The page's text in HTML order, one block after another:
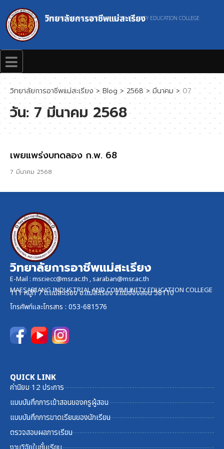
วิทยาลัยการอาชีพแม่สะเรียง
MAESARIANG INDUSTRIAL AND COMMUNITY EDUCATION COLLEGE
วิทยาลัยการอาชีพแม่สะเรียง>Blog >2568>มีนาคม> 07
วัน:7 มีนาคม 2568
เพยแพร่งบทดลอง ก.พ. 68
7 มีนาคม 2568
วิทยาลัยการอาชีพแม่สะเรียง
E-Mail : msr.iecc@msr.ac.th ,saraban@msr.ac.th
MAESARIANG INDUSTRIAL AND COMMUNITY EDUCATION COLLEGE
111 หมู่ที่ 7 ต.แม่สะเรียง อ.แม่สะเรียง จ.แม่ฮ่องสอน 58110
โทรศัพท์และโทรสาร : 053-681576
QUICK LINK
ค่านิยม 12 ประการ
แบบบันทึกการเข้าสอนของครูผู้สอน
แบบบันทึกการขาดเรียนของนักเรียน
ตรวจสอบผลการเรียน